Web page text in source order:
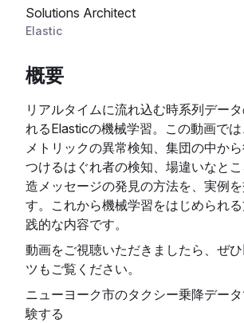
Solutions Architect
Elastic
概要
リアルタイムに流れ込む時系列デー
れるElasticの機械学習。この動画で
メトリックの異常検知、集団の中か
つけるはぐれ者の検知、場違いなと
造メッセージの発見の方法を、実例
す。これから機械学習をはじめられ
践的な内容です。
動画をご視聴いただきましたら、ぜ
ツもご覧ください。
ニューヨーク市のタクシー乗降デー
験する